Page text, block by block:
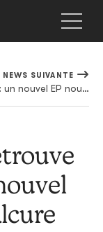
NEWS SUIVANTE
DJ Quik : un nouvel EP nous tombe du ciel de Compton